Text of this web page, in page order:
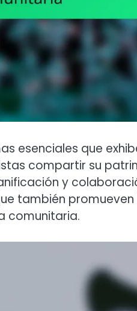
esenciales que
compartir su
y
también
comunitaria.